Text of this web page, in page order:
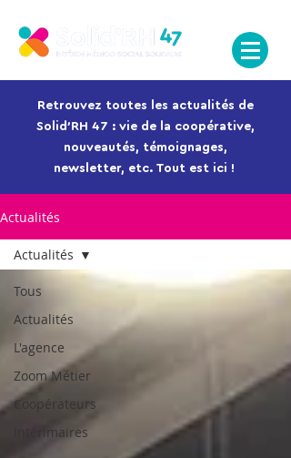
Retrouvez toutes les actualités de
Solid'RH 47 : vie de la coopérative,
nouveautés, témoignages,
newsletter, etc. Tout est ici !
Actualités
Tous
Actualités
L'agence
Zoom Métier
Coopérateurs
Intérimaires
Actualités